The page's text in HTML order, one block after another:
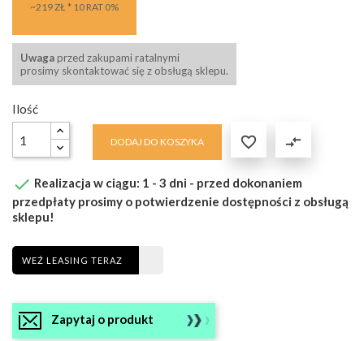
~219 ZŁ * 10 RAT 0%
Uwaga przed zakupami ratalnymi
prosimy skontaktować się z obsługą sklepu.
Ilość
DODAJ DO KOSZYKA  compare_arrows
 Realizacja w ciągu: 1 - 3 dni - przed dokonaniem
przedpłaty prosimy o potwierdzenie dostępności z obsługą
sklepu!
WEŹ LEASING TERAZ
Zapytaj o produkt